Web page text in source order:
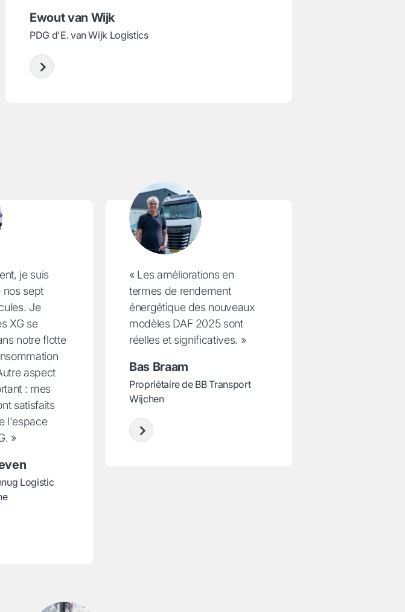
Ewout van Wijk
PDG d'E. van Wijk Logistics
je suis
nos sept
Je
XG se
notre flotte
aspect
: mes
satisfaits
l'espace
»
Logistic
« Les améliorations en
termes de rendement
énergétique des nouveaux
modèles DAF 2025 sont
réelles et significatives. »
Bas Braam
Propriétaire de BB Transport
Wijchen